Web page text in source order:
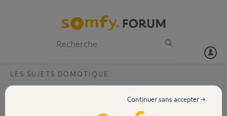
Volet
LES SUJETS DOMOTIQUE
Reset de ma box suite modification mail
Continuer sans accepter →